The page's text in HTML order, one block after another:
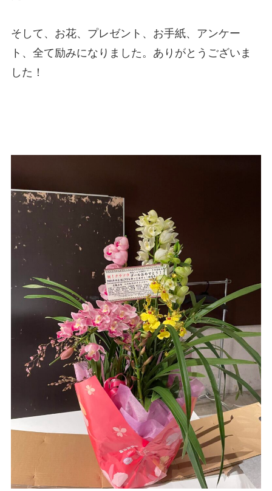
そして、お花、プレゼント、お手紙、アンケー
ト、全て励みになりました。ありがとうございま
した！